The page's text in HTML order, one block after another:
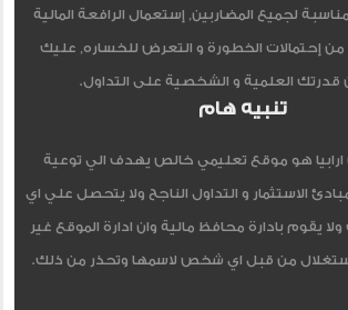
لجميع المضاربين, إستعمال الرافعة المالية
من إحتمالات الخطورة و التعرض للخساره, عليك
قدرتك العلمية و الشخصية على التداول.
تنبيه هام
هو موقع تعليمي خالص يهدف الي توعية
الاستثمار و التداول الناجح ولا يتحصل علي اي
يقوم بادارة محافظ مالية وان ادارة الموقع غير
من قبل اي شخص لاسمها وتحذر من ذلك.